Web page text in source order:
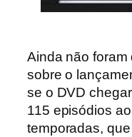
Ainda não
sobre o
se o DVD
115 episódios
temporadas,